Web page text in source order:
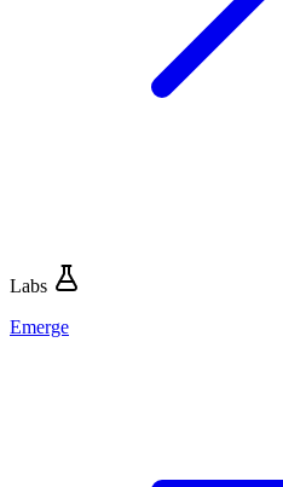
Labs
Emerge